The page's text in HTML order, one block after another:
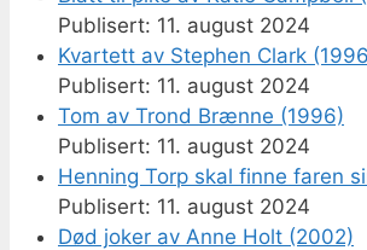
11. august 2024
Kvartett av Stephen Clark
11. august 2024
Tom av Trond Brænne (1996)
11. august 2024
Henning Torp skal finne faren
11. august 2024
Død joker av Anne Holt (2002)